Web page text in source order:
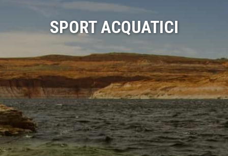
SPORT ACQUATICI